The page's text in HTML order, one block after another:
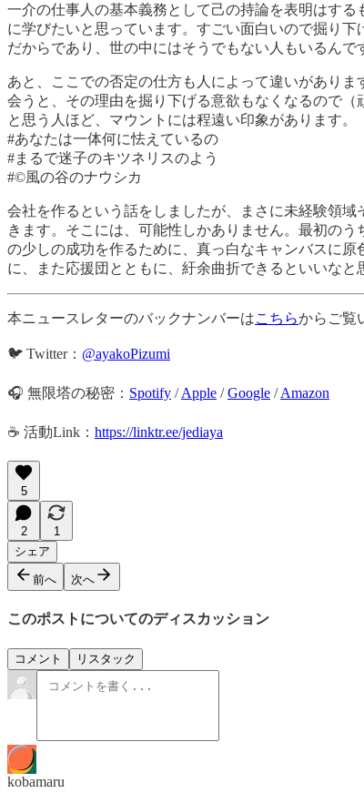
一介の仕事人の基本義務として己の持論を表明はす
に学びたいと思っています。すごい面白いので掘り
だからであり、世の中にはそうでもない人もいるんで
あと、ここでの否定の仕方も人によって違いがあり
会うと、その理由を掘り下げる意欲もなくなるので
と思う人ほど、マウントには程遠い印象があります。
#あなたは一体何に怯えているの
#まるで迷子のキツネリスのよう
#©風の谷のナウシカ
会社を作るという話をしましたが、まさに未経験領
きます。そこには、可能性しかありません。最初の
の少しの成功を作るために、真っ白なキャンバスに
に、また応援団とともに、紆余曲折できるといいなと
本ニュースレターのバックナンバーはこちらからご覧
🐦 Twitter： @ayakoPizumi
🎧 無限塔の秘密： Spotify /Apple /Google /Amazon
☕️ 活動Link： https://linktr.ee/jediaya
5
2
1
シェア
前へ 次へ
このポストについてのディスカッション
コメント リスタック
kobamaru